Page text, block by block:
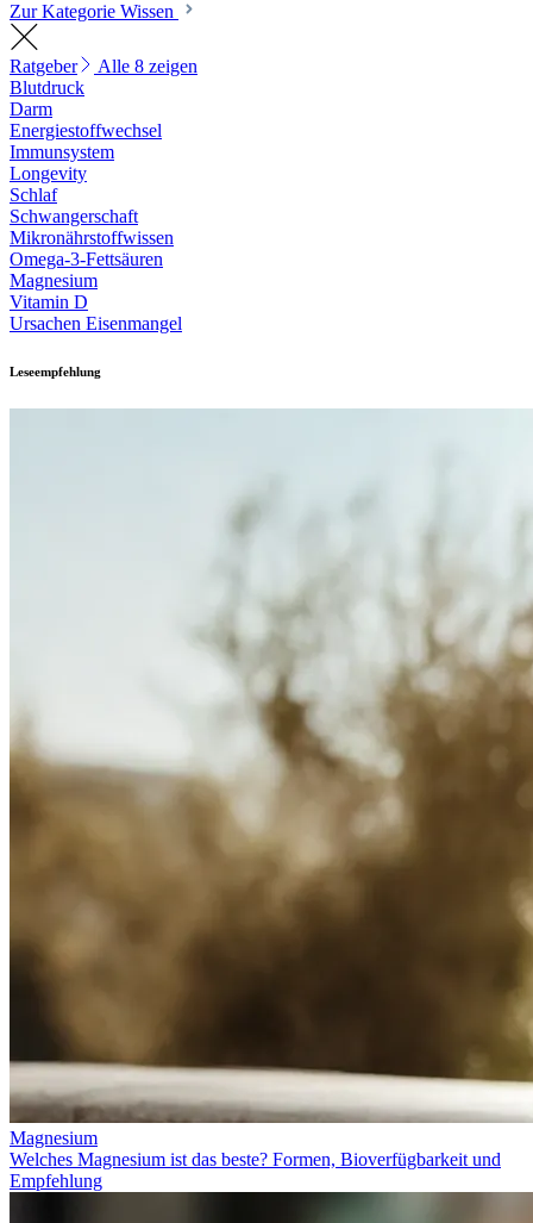
Zur Kategorie Wissen
Ratgeber
Alle 8 zeigen
Blutdruck
Darm
Energiestoffwechsel
Immunsystem
Longevity
Schlaf
Schwangerschaft
Mikronährstoffwissen
Omega-3-Fettsäuren
Magnesium
Vitamin D
Ursachen Eisenmangel
Leseempfehlung
Magnesium
Welches Magnesium ist das beste? Formen, Bioverfügbarkeit und
Empfehlung